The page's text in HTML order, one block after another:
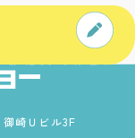
きたシンリョー。
で。 あなたもここ
崎Ｕビル3F